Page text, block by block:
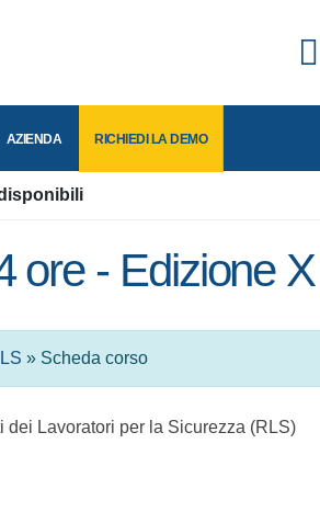
BLOG AZIENDA RICHIEDI LA
ore - Edizione X
» Scheda corso
dei Lavoratori per la Sicurezza (RLS)